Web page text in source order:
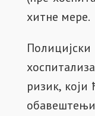
хитне мере.
ризик,